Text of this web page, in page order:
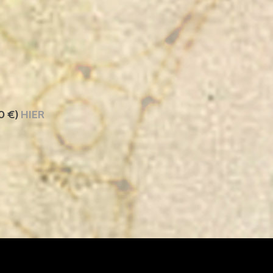
€) HIER